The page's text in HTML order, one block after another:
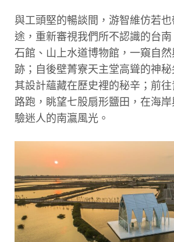
與工頭堅的暢談間，游智維仿若
途，重新審視我們所不認識的台
石館、山上水道博物館，一窺自
跡；自後壁菁寮天主堂高聳的神
其設計蘊藏在歷史裡的秘辛；前
路跑，眺望七股扇形鹽田，在海
驗迷人的南瀛風光。